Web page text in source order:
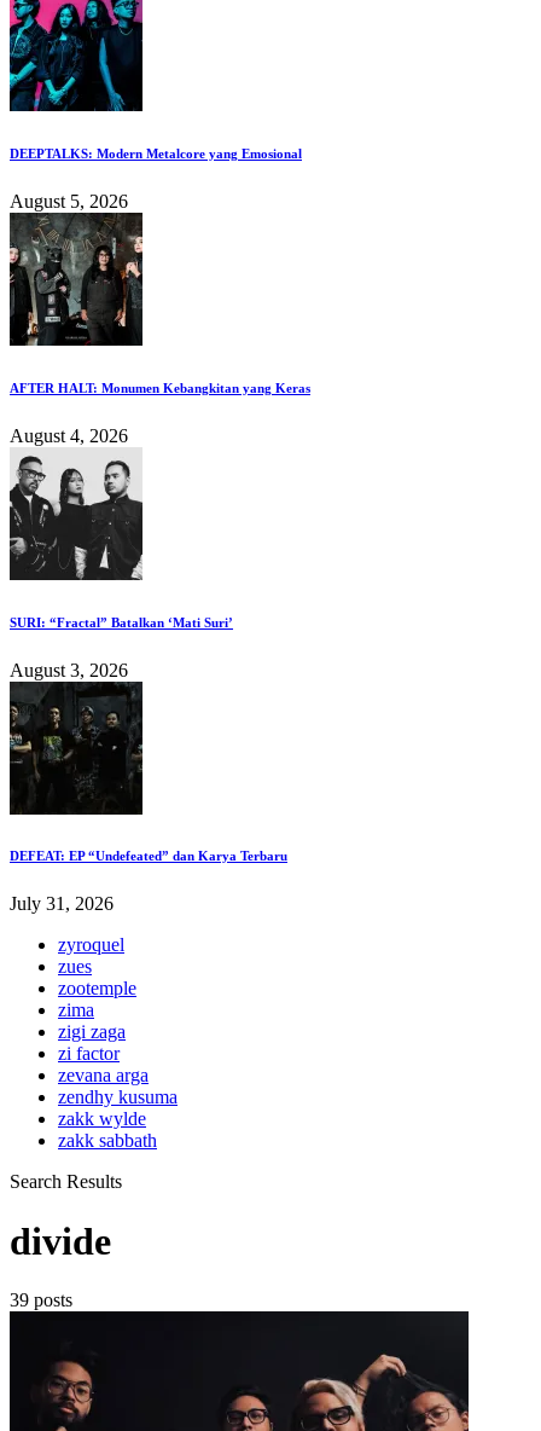
DEEPTALKS: Modern Metalcore yang Emosional
August 5, 2026
AFTER HALT: Monumen Kebangkitan yang Keras
August 4, 2026
SURI: “Fractal” Batalkan ‘Mati Suri’
August 3, 2026
DEFEAT: EP “Undefeated” dan Karya Terbaru
July 31, 2026
zyroquel
zues
zootemple
zima
zigi zaga
zi factor
zevana arga
zendhy kusuma
zakk wylde
zakk sabbath
Search Results
divide
39 posts